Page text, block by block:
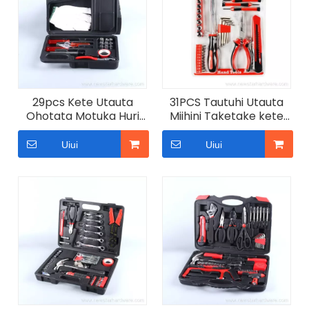
29pcs Kete Utauta
Ohotata Motuka Huri
Utauta Taha Tiri He
huinga Utauta
Whakatika Aunoa
Uiui
31PCS Tautuhi Utauta
Miihini Taketake kete
taputapu whare
Uiui